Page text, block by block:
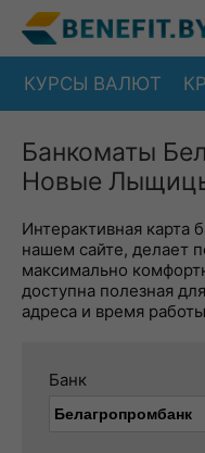
КУРСЫ ВАЛЮТ
Банкоматы
Новые
Интерактивная карта
нашем сайте, делает
максимально
доступна полезная
адреса и время
Банк